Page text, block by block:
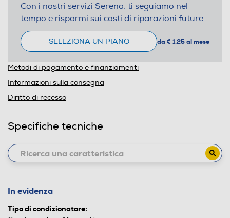
Con i nostri servizi Serena, ti seguiamo nel
tempo e risparmi sui costi di riparazioni future.
SELEZIONA UN PIANO da € 1,25 al mese
Metodi di pagamento e finanziamenti
Informazioni sulla consegna
Diritto di recesso
Specifiche tecniche
In evidenza
Tipo di condizionatore: